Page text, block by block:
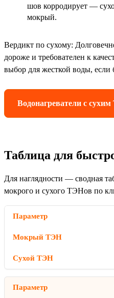
шов корродирует —
мокрый.
Вердикт по сухому:
дороже и требователен к
выбор для жесткой воды, если
Водонагреватели с
Таблица для
Для наглядности — сводная
мокрого и сухого ТЭНов по